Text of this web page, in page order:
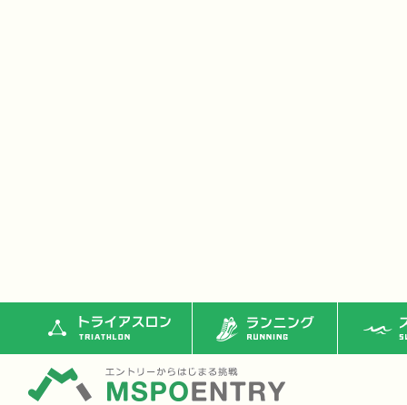
トライアスロン ランニング ス